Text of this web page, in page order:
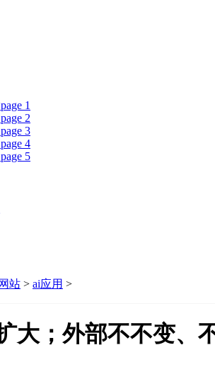
1
2
3
4
5
站 > ai应用 >
大；外部不不变、